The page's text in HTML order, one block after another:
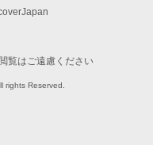
覧はご遠慮ください
rights Reserved.